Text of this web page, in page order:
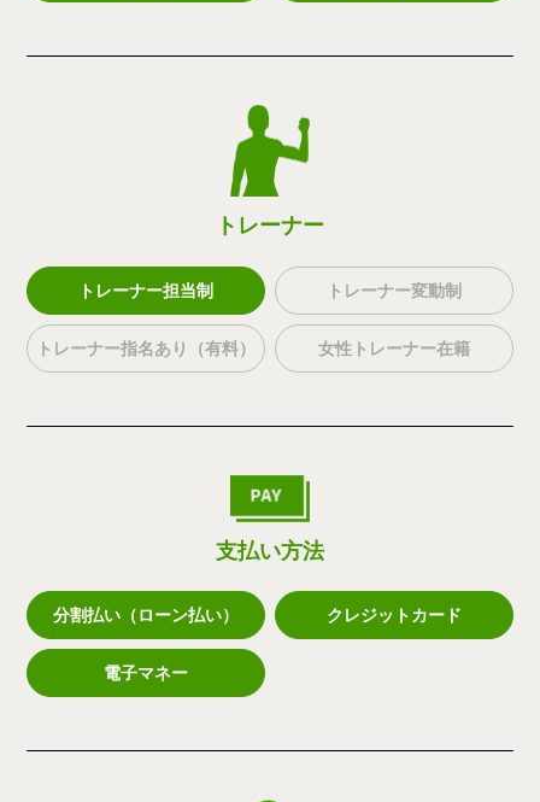
トレーナー
トレーナー担当制 トレーナー変動制
トレーナー指名あり（有料） 女性トレーナー在籍
支払い方法
分割払い（ローン払い） クレジットカード
電子マネー